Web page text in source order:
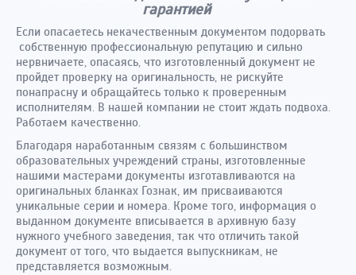
гарантией
Если опасаетесь некачественным документом подорвать
собственную профессиональную репутацию и сильно
нервничаете, опасаясь, что изготовленный документ не
пройдет проверку на оригинальность, не рискуйте
понапрасну и обращайтесь только к проверенным
исполнителям. В нашей компании не стоит ждать подвоха.
Работаем качественно.
Благодаря наработанным связям с большинством
образовательных учреждений страны, изготовленные
нашими мастерами документы изготавливаются на
оригинальных бланках Гознак, им присваиваются
уникальные серии и номера. Кроме того, информация о
выданном документе вписывается в архивную базу
нужного учебного заведения, так что отличить такой
документ от того, что выдается выпускникам, не
представляется возможным.